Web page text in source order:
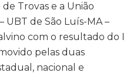
Trovas e a União
UBT de São Luís-MA –
com o resultado do I
pelas duas
nacional e